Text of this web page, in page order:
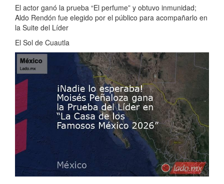
El actor ganó la prueba “El perfume” y obtuvo inmunidad;
Aldo Rendón fue elegido por el público para acompañarlo en
la Suite del Líder
El Sol de Cuautla